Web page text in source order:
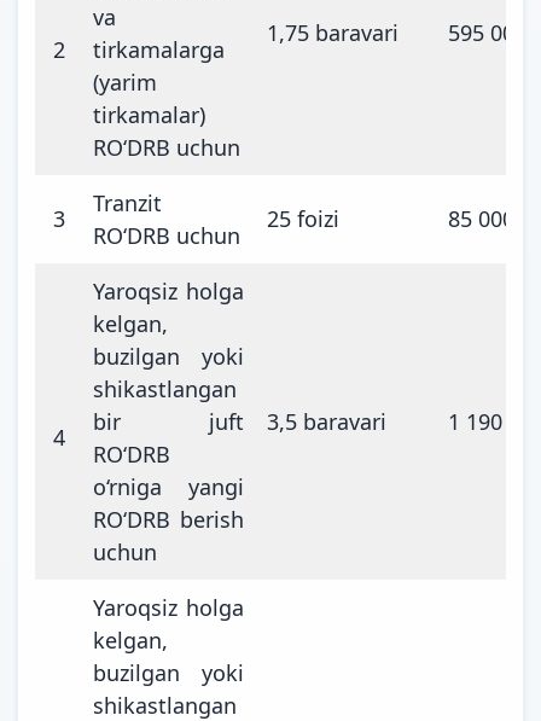
2
va
tirkamalarga
(yarim
tirkamalar)
RO‘DRB uchun
1,75 baravari 595 000
3
Tranzit
RO‘DRB uchun
25 foizi 85 000
4
Yaroqsiz holga
kelgan,
buzilgan yoki
shikastlangan
bir juft
RO‘DRB
o‘rniga yangi
RO‘DRB berish
uchun
3,5 baravari 1 190
Yaroqsiz holga
kelgan,
buzilgan yoki
shikastlangan